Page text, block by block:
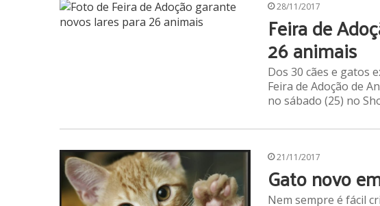
28/11/2017
Feira de
26 animais
Dos 30 cães e gatos
Feira de Adoção de
no sábado (25) no
21/11/2017
Gato novo
Nem sempre é fácil